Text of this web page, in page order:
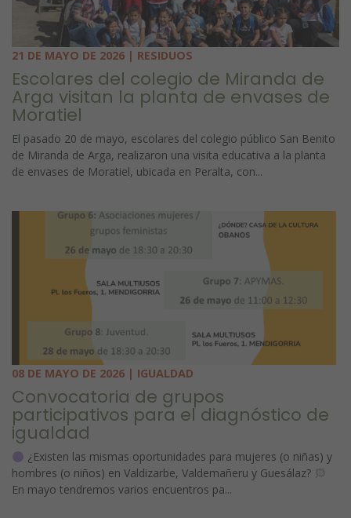
21 DE MAYO DE 2026 | RESIDUOS
Escolares del colegio de Miranda de
Arga visitan la planta de envases de
Moratiel
El pasado 20 de mayo, escolares del colegio público San Benito
de Miranda de Arga, realizaron una visita educativa a la planta
de envases de Moratiel, ubicada en Peralta, con...
08 DE MAYO DE 2026 | IGUALDAD
Convocatoria de grupos
participativos para el diagnóstico de
igualdad
¿Existen las mismas oportunidades para mujeres (o niñas) y
hombres (o niños) en Valdizarbe, Valdemañeru y Guesálaz?
En mayo tendremos varios encuentros pa...